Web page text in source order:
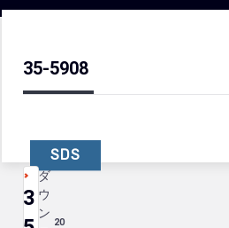
35-5908
SDS
ダ
ウ
ン
20
3